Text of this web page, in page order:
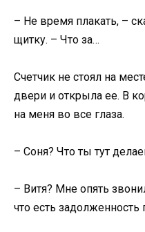
– Не время плакать, –
щитку. – Что за…
Счетчик не стоял на
двери и открыла ее. В
на меня во все глаза.
– Соня? Что ты тут
– Витя? Мне опять
что есть задолженность